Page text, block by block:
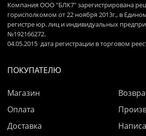
Компания ООО "БЛК7" зарегистрирована
горисполкомом от 22 ноября 2013г., в
регистре юр. лиц и индивидуальных
№192166272.
04.05.2015 дата регистрации в торговом
ПОКУПАТЕЛЮ
Магазин
Оплата
Доставка